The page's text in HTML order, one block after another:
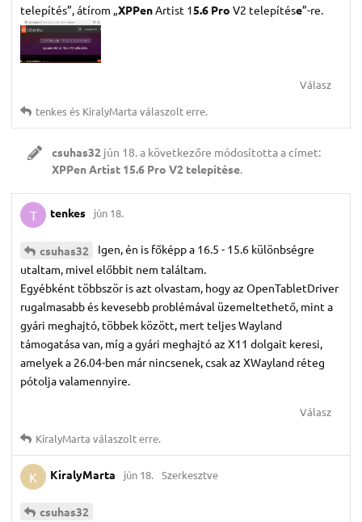
telepítés”, átírom „XPPenArtist 15.6 Pro V2 telepítése”-re.
Válasz
tenkesés KiralyMarta válaszolt erre.
csuhas32 jún 18.a következőre módosította a címet:
XPPen Artist 15.6 Pro V2 telepítése.
T tenkes jún 18.
csuhas32
Igen, én is főképp a 16.5 - 15.6 különbségre
utaltam, mivel előbbit nem találtam.
Egyébként többször is azt olvastam, hogy az OpenTabletDriver
rugalmasabb és kevesebb problémával üzemeltethető, mint a
gyári meghajtó, többek között, mert teljes Wayland
támogatása van, míg a gyári meghajtó az X11 dolgait keresi,
amelyek a 26.04-ben már nincsenek, csak az XWayland réteg
pótolja valamennyire.
Válasz
KiralyMarta válaszolt erre.
K KiralyMarta jún 18. Szerkesztve
csuhas32